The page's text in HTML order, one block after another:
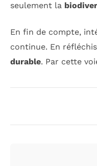
seulement la
En fin de compte,
continue. En
durable. Par cette